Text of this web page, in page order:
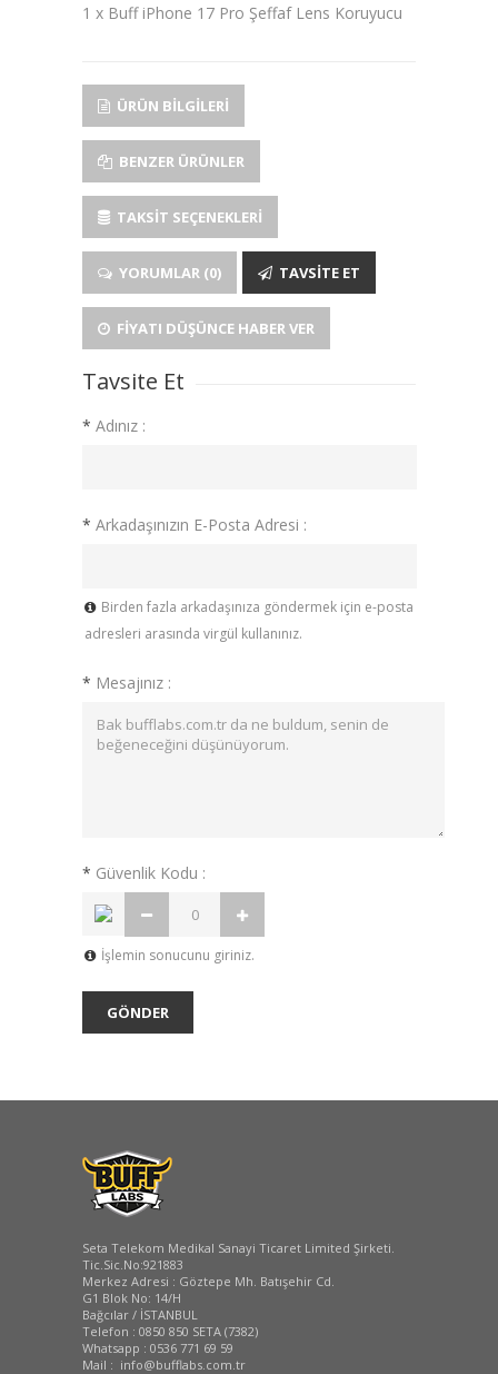
1 x Buff iPhone 17 Pro Şeffaf Lens Koruyucu
ÜRÜN BILGILERI
BENZER ÜRÜNLER
TAKSIT SEÇENEKLERI
YORUMLAR (0) TAVSITE ET
FIYATI DÜŞÜNCE HABER VER
Tavsite Et
* Adınız :
* Arkadaşınızın E-Posta Adresi :
Birden fazla arkadaşınıza göndermek için e-posta
adresleri arasında virgül kullanınız.
* Mesajınız :
* Güvenlik Kodu :
İşlemin sonucunu giriniz.
Seta Telekom Medikal Sanayi Ticaret Limited Şirketi.
Tic.Sic.No:921883
Merkez Adresi : Göztepe Mh. Batışehir Cd.
G1 Blok No: 14/H
Bağcılar / İSTANBUL
Telefon : 0850 850 SETA (7382)
Whatsapp : 0536 771 69 59
Mail : info@bufflabs.com.tr